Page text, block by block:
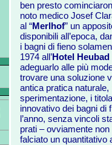
ben presto
noto medico Josef
al “Merlhof” un
disponibili all’epoca,
i bagni di fieno
1974 all’Hotel Heubad
adeguarlo alle più
trovare una soluzione
antica pratica
sperimentazione, i
innovativo dei bagni di
l’anno, senza vincoli
prati – ovviamente
falciato un quantitativo